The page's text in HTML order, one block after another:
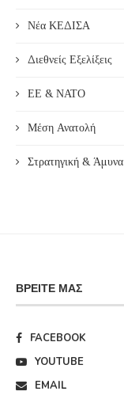
Νέα ΚΕΔΙΣΑ
Διεθνείς Εξελίξεις
ΕΕ & ΝΑΤΟ
Μέση Ανατολή
Στρατηγική & Άμυνα
ΒΡΕΊΤΕ ΜΑΣ
FACEBOOK
YOUTUBE
EMAIL